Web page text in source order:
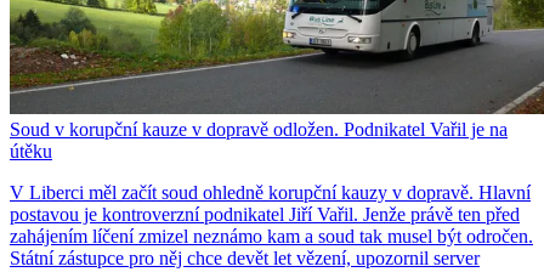
Soud v korupční kauze v dopravě odložen. Podnikatel Vařil je na
útěku
V Liberci měl začít soud ohledně korupční kauzy v dopravě. Hlavní
postavou je kontroverzní podnikatel Jiří Vařil. Jenže právě ten před
zahájením líčení zmizel neznámo kam a soud tak musel být odročen.
Státní zástupce pro něj chce devět let vězení, upozornil server